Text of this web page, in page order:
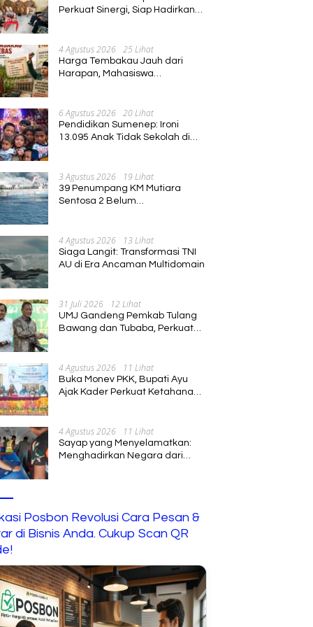
Perkuat Sinergi, Siap Hadirkan
4 Agustus 2026 25 Lihat
Harga Tembakau Jauh dari
Harapan, Mahasiswa
6 Agustus 2026 20 Lihat
Pendidikan Sumenep: Ironi
13.095 Anak Tidak Sekolah di
3 Agustus 2026 19 Lihat
39 Penumpang KM Mutiara
Sentosa 2 Belum
4 Agustus 2026 13 Lihat
Siaga Langit: Transformasi TNI
AU di Era Ancaman Multidomain
31 Juli 2026 12 Lihat
UMJ Gandeng Pemkab Tulang
Bawang dan Tubaba, Perkuat
4 Agustus 2026 11 Lihat
Buka Monev PKK, Bupati Ayu
Ajak Kader Perkuat Ketahanan
4 Agustus 2026 11 Lihat
Sayap yang Menyelamatkan:
Menghadirkan Negara dari
Posbon Revolusi Cara Pesan &
di Bisnis Anda. Cukup Scan QR